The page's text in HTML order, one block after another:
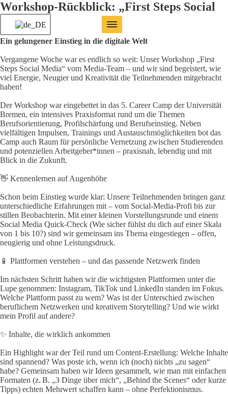
Workshop-Rückblick: „First Steps Social
Media“
Ein gelungener Einstieg in die digitale Welt
Vergangene Woche war es endlich so weit: Unser Workshop „First
Steps Social Media“ vom Media-Team – und wir sind begeistert, wie
viel Energie, Neugier und Kreativität die Teilnehmenden mitgebracht
haben!
Der Workshop war eingebettet in das 5. Career Camp der Universität
Bremen, ein intensives Praxisformat rund um die Themen
Berufsorientierung, Profilschärfung und Berufseinstieg. Neben
vielfältigen Impulsen, Trainings und Austauschmöglichkeiten bot das
Camp auch Raum für persönliche Vernetzung zwischen Studierenden
und potenziellen Arbeitgeber*innen – praxisnah, lebendig und mit
Blick in die Zukunft.
👋 Kennenlernen auf Augenhöhe
Schon beim Einstieg wurde klar: Unsere Teilnehmenden bringen ganz
unterschiedliche Erfahrungen mit – vom Social-Media-Profi bis zur
stillen Beobachterin. Mit einer kleinen Vorstellungsrunde und einem
Social Media Quick-Check (Wie sicher fühlst du dich auf einer Skala
von 1 bis 10?) sind wir gemeinsam ins Thema eingestiegen – offen,
neugierig und ohne Leistungsdruck.
📱 Plattformen verstehen – und das passende Netzwerk finden
Im nächsten Schritt haben wir die wichtigsten Plattformen unter die
Lupe genommen: Instagram, TikTok und LinkedIn standen im Fokus.
Welche Plattform passt zu wem? Was ist der Unterschied zwischen
beruflichem Netzwerken und kreativem Storytelling? Und wie wirkt
mein Profil auf andere?
✨ Inhalte, die wirklich ankommen
Ein Highlight war der Teil rund um Content-Erstellung: Welche Inhalte
sind spannend? Was poste ich, wenn ich (noch) nichts „zu sagen“
habe? Gemeinsam haben wir Ideen gesammelt, wie man mit einfachen
Formaten (z. B. „3 Dinge über mich“, „Behind the Scenes“ oder kurze
Tipps) echten Mehrwert schaffen kann – ohne Perfektionismus.